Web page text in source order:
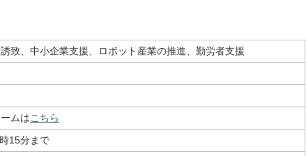
致、中小企業支援、ロボット産業の推進、勤労者支援
ムはこちら
15分まで